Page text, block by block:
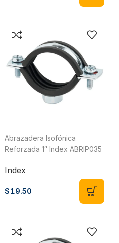
Abrazadera Isofónica
Reforzada 1″ Index ABRIP035
Index
$19.50